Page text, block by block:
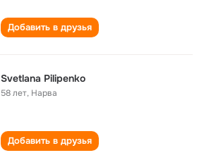
Добавить в друзья
Svetlana Pilipenko
58 лет, Нарва
Добавить в друзья